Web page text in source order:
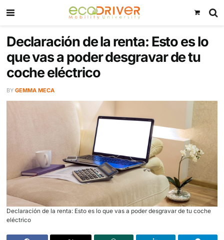
Declaración de la renta: Esto
que vas a poder desgravar de
coche eléctrico